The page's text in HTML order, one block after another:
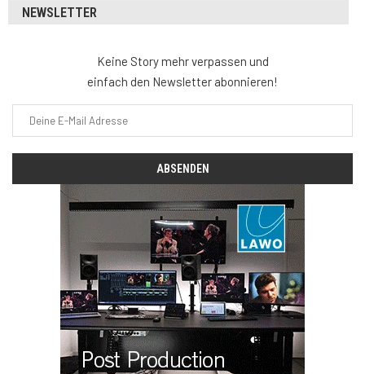
NEWSLETTER
Keine Story mehr verpassen und
einfach den Newsletter abonnieren!